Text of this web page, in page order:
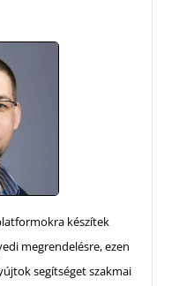
készítek
megrendelésre, ezen
segítséget szakmai